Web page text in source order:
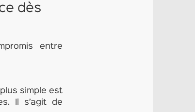
dès
entre
simple est
Il s’agit de